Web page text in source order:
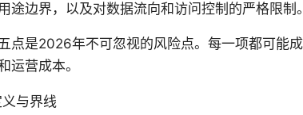
途边界，以及对数据流向和访问控制的严格限制。
点是2026年不可忽视的风险点。每一项都可能
运营成本。
与界线